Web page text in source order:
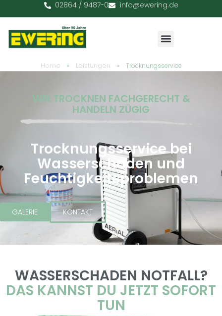
02864 / 9487-0 info@ewering.de
Home » Leistungen » Trocknungsservice
WIR TROCKNEN FACHGERECHT &
HANDELN ZÜGIG
Trocknungsservice bei
Wasserschaden und
Feuchtigkeitsproblemen
GALERIE KONTAKT
WASSERSCHADEN NOTFALL?
DAS KANNST DU JETZT SOFORT
TUN